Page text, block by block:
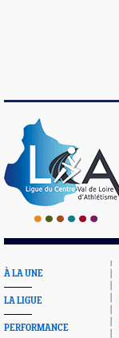
À LA UNE
LA LIGUE
PERFORMANCE